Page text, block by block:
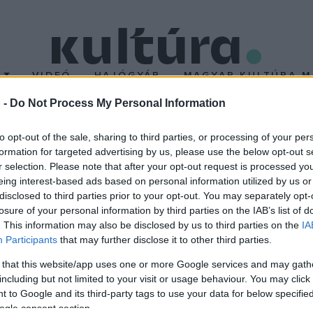
- Do Not Process My Personal Information
opt-out of the sale, sharing to third parties, or processing of your
for targeted advertising by us, please use the below opt-out
selection. Please note that after your opt-out request is processed
interest-based ads based on personal information utilized by us
to third parties prior to your opt-out. You may separately
of your personal information by third parties on the IAB’s list of
This information may also be disclosed by us to third parties on the
Participants that may further disclose it to other third parties.
that this website/app uses one or more Google services and may
but not limited to your visit or usage behaviour. You may
to Google and its third-party tags to use your data for below
consent section.
VIDEÓ HAJÓGYÁR MAGYAR KULTÚRA
segítséget ígér
végekre irányult. Leányainak kiházasítását is ennek rendelte
IV. Béla azt kívánta elérni, hogy biztos forrásból
Magyarország ellen készülnek. A magyar király ismét a
Ince pápa keresztes had összehívását ígérte, azonban a
építésére buzdította. Szerencsére a tatár támadás végül